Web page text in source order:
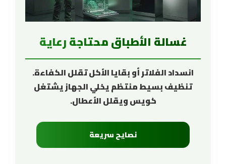
غسالة الأطباق محتاجة رعاية
انسداد الفلاتر أو بقايا الأكل تقلل الكفاءة.
تنظيف بسيط منتظم يخلي الجهاز يشتغل
كويس ويقلل الأعطال.
نصايح سريعة